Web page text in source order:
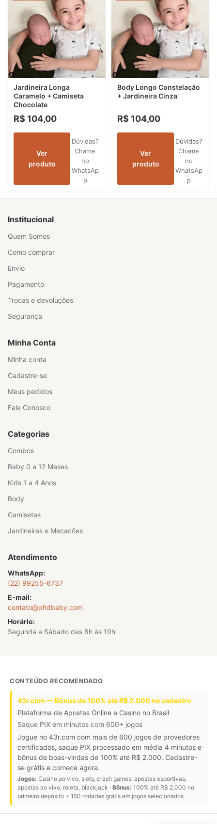
Jardineira Longa
Caramelo + Camiseta
Chocolate
R$ 104,00
Ver
produto
Dúvidas?
Chame
no
WhatsAp
p
Body Longo Constelação
+ Jardineira Cinza
R$ 104,00
Ver
produto
Dúvidas?
Chame
no
WhatsAp
p
Institucional
Quem Somos
Como comprar
Envio
Pagamento
Trocas e devoluções
Segurança
Minha Conta
Minha conta
Cadastre-se
Meus pedidos
Fale Conosco
Categorias
Combos
Baby 0 a 12 Meses
Kids 1 a 4 Anos
Body
Camisetas
Jardineiras e Macacões
Atendimento
WhatsApp:
(22) 99255-6737
E-mail:
contato@phdbaby.com
Horário:
Segunda a Sábado das 8h às 19h
CONTEÚDO RECOMENDADO
43r.com — Bônus de 100% até R$ 2.000 no cadastro
Plataforma de Apostas Online e Casino no Brasil
Saque PIX em minutos com 600+ jogos
Jogue no 43r.com com mais de 600 jogos de provedores
certificados, saque PIX processado em média 4 minutos e
bônus de boas-vindas de 100% até R$ 2.000. Cadastre-
se grátis e comece agora.
Jogos: Casino ao vivo, slots, crash games, apostas esportivas,
apostas ao vivo, roleta, blackjack · Bônus: 100% até R$ 2.000 no
primeiro depósito + 150 rodadas grátis em jogos selecionados